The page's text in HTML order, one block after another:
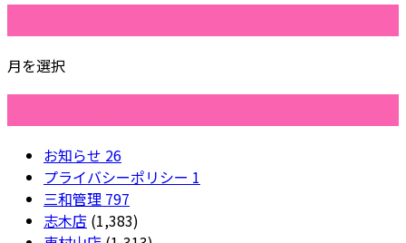
月を選択
お知らせ 26
プライバシーポリシー 1
三和管理 797
志木店 (1,383)